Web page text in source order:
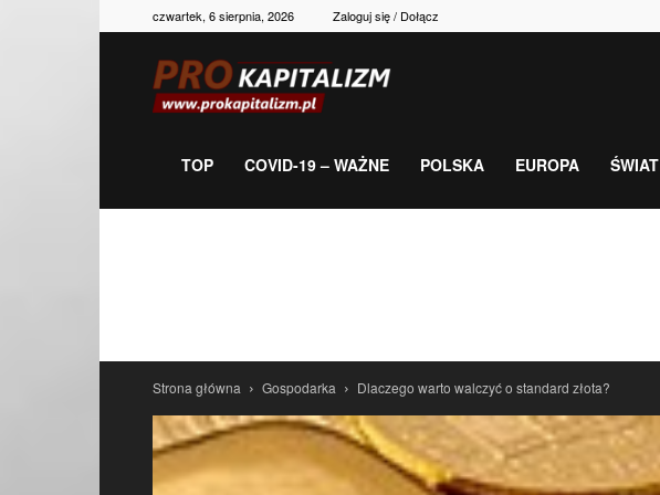
czwartek, 6 sierpnia, 2026 Zaloguj się / Dołącz
gospodarka,
newsy
TOP COVID-19 – WAŻNE POLSKA EUROPA ŚWIAT
Strona główna Gospodarka Dlaczego warto walczyć o standard złota?